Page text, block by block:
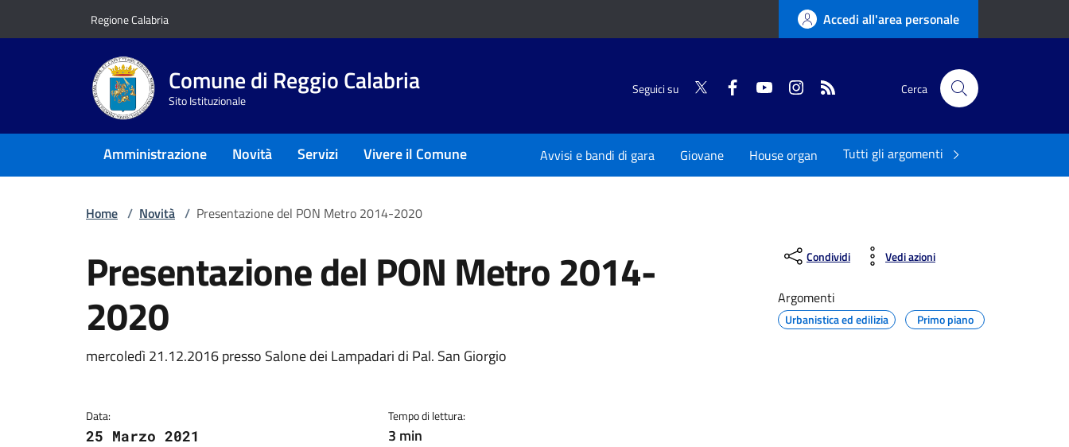
Regione Calabria Accedi all'area personale
Comune di Reggio Calabria
Sito Istituzionale
Seguici su Twitter FacebookYouTubeInstagram Cerca
Amministrazione Novità Servizi Vivere il Comune Avvisi e bandi di gara Giovane House organ Tutti gli argomenti
Home / Novità / Presentazione del PON Metro 2014-2020
Presentazione del PON Metro 2014-
2020
Dettagli della notizia
mercoledì 21.12.2016 presso Salone dei Lampadari di Pal. San Giorgio
Data:
25 Marzo 2021
Tempo di lettura:
3 min
Condividi Vedi azioni
Argomenti
Urbanistica ed edilizia Primo piano